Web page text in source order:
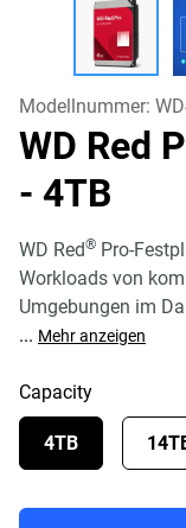
Modellnummer:
WD Red
- 4TB
WD Red® Pro-
Workloads von
Umgebungen im
... Mehr anzeigen
Capacity
4TB